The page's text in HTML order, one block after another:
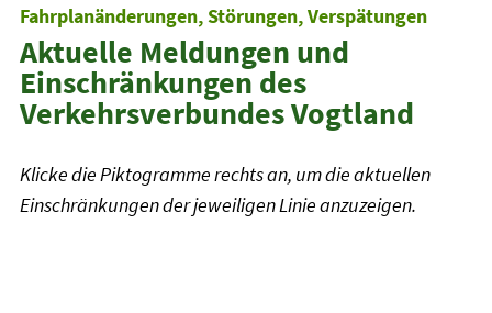
Fahrplanänderungen, Störungen, Verspätungen
Aktuelle Meldungen und
Einschränkungen des
Verkehrsverbundes Vogtland
Klicke die Piktogramme rechts an, um die aktuellen
Einschränkungen der jeweiligen Linie anzuzeigen.